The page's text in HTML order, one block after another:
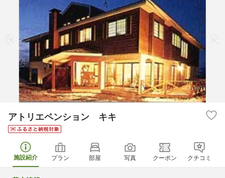
アトリエペンション キキ
施設紹介 プラン 部屋 写真 クーポン クチコミ